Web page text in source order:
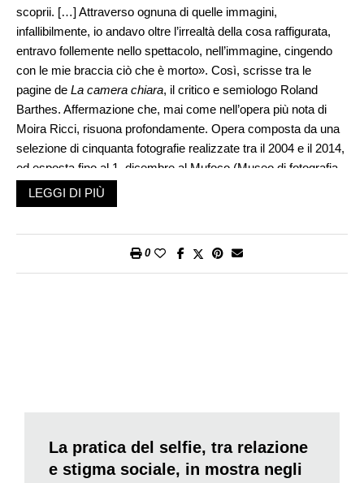
scoprii. […] Attraverso ognuna di quelle immagini,
infallibilmente, io andavo oltre l’irrealtà della cosa raffigurata,
entravo follemente nello spettacolo, nell’immagine, cingendo
con le mie braccia ciò che è morto». Così, scrisse tra le
pagine de La camera chiara, il critico e semiologo Roland
Barthes. Affermazione che, mai come nell’opera più nota di
Moira Ricci, risuona profondamente. Opera composta da una
selezione di cinquanta fotografie realizzate tra il 2004 e il 2014,
ed esposta fino al 1. dicembre al Mufoco (Museo di fotografia
contemporanea) di Milano in una mostra intitolata
10.08.04a cura della storica e critica della fotografia Roberta
delle donne di Milano, la fotografa ha conversato, con la
È ancora in piena ribellione adolescenziale, quando la Ricci
rifiuta l’invito-ricatto di mamma Loriana di iscriversi
LEGGI DI PIÙ
0
La pratica del selfie, tra relazione
e stigma sociale, in mostra negli